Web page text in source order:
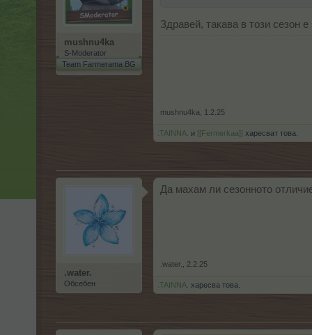
mushnu4ka
S-Moderator
Team Farmerama BG
Здравей, такава в този сезон
mushnu4ka 1.2.25
.TAINNA. и [[Fermerkaa]] харесват това.
.water.
Обсебен
Да махам ли сезонното
.water. 2.2.25
.TAINNA. харесва това.